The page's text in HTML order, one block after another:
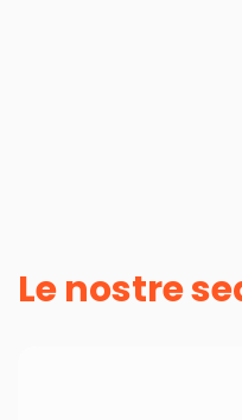
Le nostre